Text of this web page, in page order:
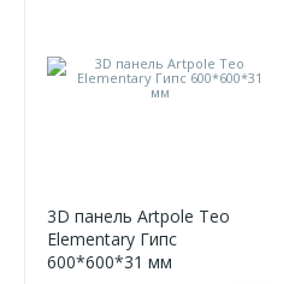
3D панель Artpole Teo
Elementary Гипс
600*600*31 мм